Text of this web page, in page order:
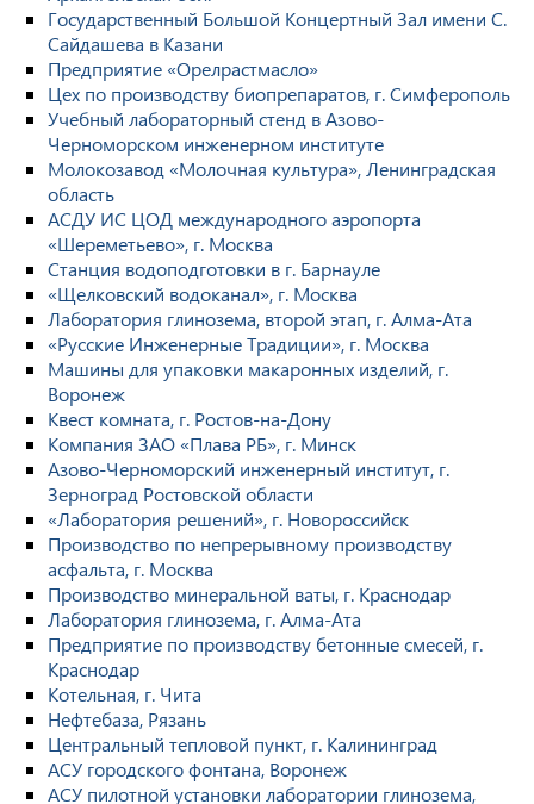
Государственный Большой Концертный Зал имени С.
Сайдашева в Казани
Предприятие «Орелрастмасло»
Цех по производству биопрепаратов, г. Симферополь
Учебный лабораторный стенд в Азово-
Черноморском инженерном институте
Молокозавод «Молочная культура», Ленинградская
область
АСДУ ИС ЦОД международного аэропорта
«Шереметьево», г. Москва
Станция водоподготовки в г. Барнауле
«Щелковский водоканал», г. Москва
Лаборатория глинозема, второй этап, г. Алма-Ата
«Русские Инженерные Традиции», г. Москва
Машины для упаковки макаронных изделий, г.
Воронеж
Квест комната, г. Ростов-на-Дону
Компания ЗАО «Плава РБ», г. Минск
Азово-Черноморский инженерный институт, г.
Зерноград Ростовской области
«Лаборатория решений», г. Новороссийск
Производство по непрерывному производству
асфальта, г. Москва
Производство минеральной ваты, г. Краснодар
Лаборатория глинозема, г. Алма-Ата
Предприятие по производству бетонные смесей, г.
Краснодар
Котельная, г. Чита
Нефтебаза, Рязань
Центральный тепловой пункт, г. Калининград
АСУ городского фонтана, Воронеж
АСУ пилотной установки лаборатории глинозема,